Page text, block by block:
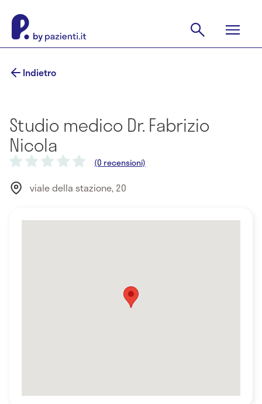
Indietro
Studio medico Dr. Fabrizio
Nicola
(0 recensioni)
viale della stazione, 20